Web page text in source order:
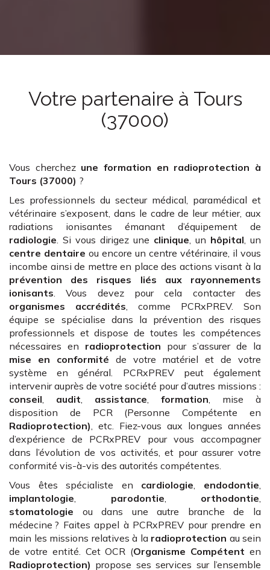
Votre partenaire à Tours
(37000)
Vous cherchez une formation en radioprotection à
Tours (37000) ?
Les professionnels du secteur médical, paramédical et
vétérinaire s’exposent, dans le cadre de leur métier, aux
radiations ionisantes émanant d’équipement de
radiologie. Si vous dirigez une clinique, un hôpital, un
centre dentaire ou encore un centre vétérinaire, il vous
incombe ainsi de mettre en place des actions visant à la
prévention des risques liés aux rayonnements
ionisants. Vous devez pour cela contacter des
organismes accrédités, comme PCRxPREV. Son
équipe se spécialise dans la prévention des risques
professionnels et dispose de toutes les compétences
nécessaires en radioprotection pour s’assurer de la
mise en conformité de votre matériel et de votre
système en général. PCRxPREV peut également
intervenir auprès de votre société pour d’autres missions :
conseil, audit, assistance, formation, mise à
disposition de PCR (Personne Compétente en
Radioprotection), etc. Fiez-vous aux longues années
d’expérience de PCRxPREV pour vous accompagner
dans l’évolution de vos activités, et pour assurer votre
conformité vis-à-vis des autorités compétentes.
Vous êtes spécialiste en cardiologie, endodontie,
implantologie, parodontie, orthodontie,
stomatologie ou dans une autre branche de la
médecine ? Faites appel à PCRxPREV pour prendre en
main les missions relatives à la radioprotection au sein
de votre entité. Cet OCR (Organisme Compétent en
Radioprotection) propose ses services sur l’ensemble